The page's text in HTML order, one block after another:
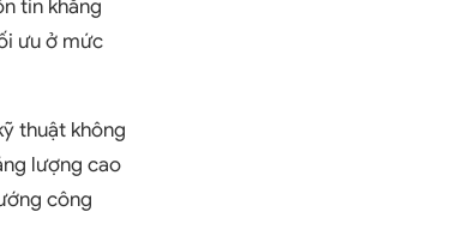
tin khẳng
ưu ở mức
thuật không
lượng cao
công